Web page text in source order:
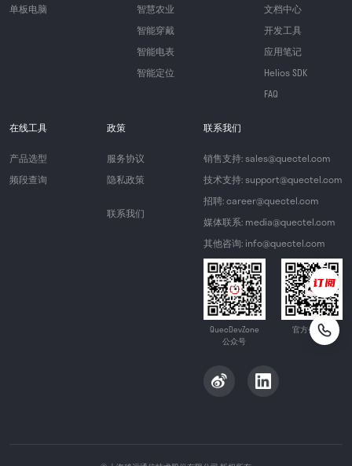
单板电脑
智慧农业
智能穿戴
智能电表
智能定位
文档中心
开发工具
应用笔记
Helios SDK
FAQ
在线工具
产品选型
频段查询
政策
服务协议
隐私政策
联系我们
联系我们
销售支持: sales@quectel.com
技术支持: support@quectel.com
招聘: career@quectel.com
媒体联系: media@quectel.com
其他咨询: info@quectel.com
QuecDevZone
公众号
官方公众号